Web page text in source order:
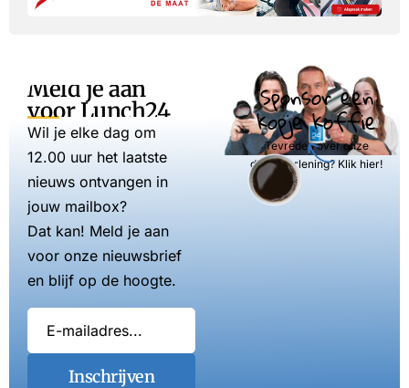
Meld je aan
voor Lunch24
Wil je elke dag om
12.00 uur het laatste
nieuws ontvangen in
jouw mailbox?
Dat kan! Meld je aan
voor onze nieuwsbrief
en blijf op de hoogte.
Inschrijven
Sponsor een
kopje koffie
Tevreden over onze
dienstverlening? Klik hier!